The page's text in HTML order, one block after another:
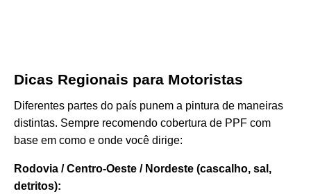
Dicas Regionais para Motoristas
Diferentes partes do país punem a pintura de maneiras
distintas. Sempre recomendo cobertura de PPF com
base em como e onde você dirige:
Rodovia / Centro-Oeste / Nordeste (cascalho, sal,
detritos):